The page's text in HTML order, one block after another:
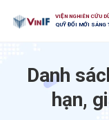
VIỆN NGHIÊN CỨU
QUỸ ĐỔI MỚI SÁNG
Danh
hạn,